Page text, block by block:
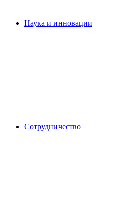
Наука и инновации
Сотрудничество